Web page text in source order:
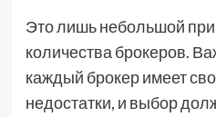
Это лишь небольшой
количества брокеров.
каждый брокер имеет
недостатки, и выбор